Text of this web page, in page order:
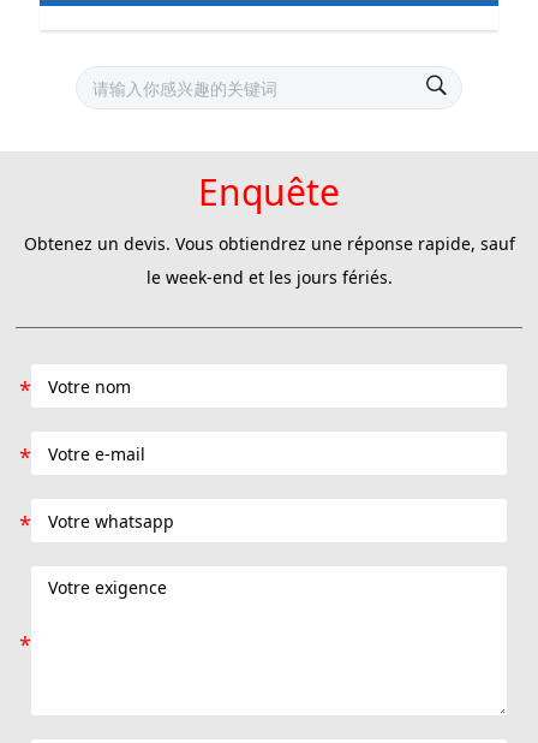
Enquête
Obtenez un devis. Vous obtiendrez une réponse rapide, sauf
le week-end et les jours fériés.